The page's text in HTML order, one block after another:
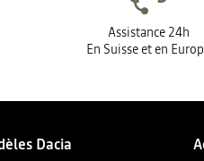
Assistance 24h
En Suisse et en
Dacia